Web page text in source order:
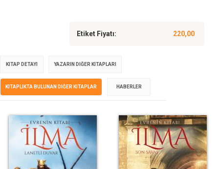
Etiket Fiyatı: 220,00
KITAP DETAYI YAZARIN DIĞER KITAPLARI
KITAPLIKTA BULUNAN DIĞER KITAPLAR HABERLER